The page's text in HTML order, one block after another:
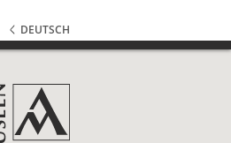
DEUTSCH